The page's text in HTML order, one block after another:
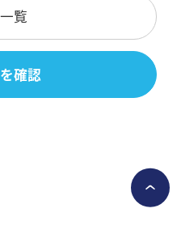
覧
確認
›